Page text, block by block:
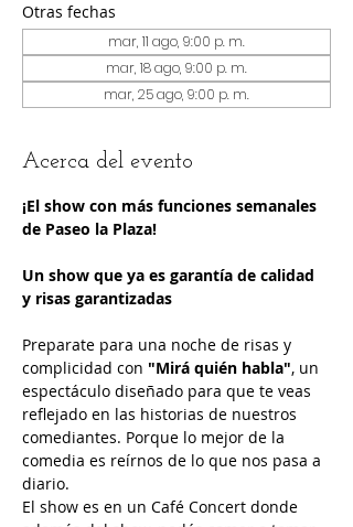
Otras fechas
mar, 11 ago, 9:00 p. m.
mar, 18 ago, 9:00 p. m.
mar, 25 ago, 9:00 p. m.
Acerca del evento
¡El show con más funciones semanales
de Paseo la Plaza!
Un show que ya es garantía de calidad
y risas garantizadas
Preparate para una noche de risas y
complicidad con "Mirá quién habla", un
espectáculo diseñado para que te veas
reflejado en las historias de nuestros
comediantes. Porque lo mejor de la
comedia es reírnos de lo que nos pasa a
diario.
El show es en un Café Concert donde